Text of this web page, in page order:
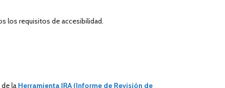
los requisitos de accesibilidad.
la Herramienta IRA (Informe de Revisión de